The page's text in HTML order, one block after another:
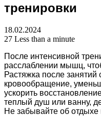
тренировки
18.02.2024
27 Less than a minute
После интенсивной
расслаблении мышц,
Растяжка после
кровообращение,
ускорить
теплый душ или ванну,
Не забывайте об